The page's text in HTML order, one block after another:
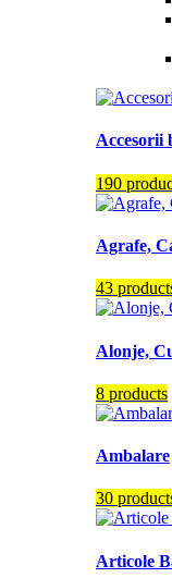
Accesorii
190
Agrafe,
43
Alonje,
8 products
Ambalare
30
Articole